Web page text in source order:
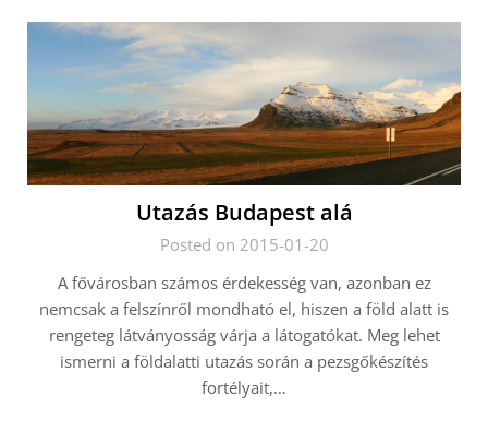
Utazás Budapest alá
Posted on 2015-01-20
A fővárosban számos érdekesség van, azonban ez
nemcsak a felszínről mondható el, hiszen a föld alatt is
rengeteg látványosság várja a látogatókat. Meg lehet
ismerni a földalatti utazás során a pezsgőkészítés
fortélyait,…